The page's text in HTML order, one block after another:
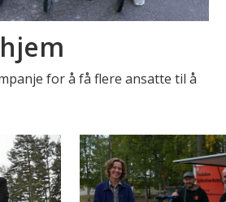
for å få flere ansatte til å